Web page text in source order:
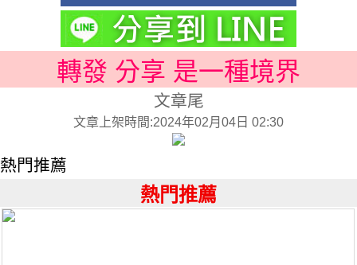
轉發 分享 是一種境界
文章尾
文章上架時間:2024年02月04日 02:30
熱門推薦
熱門推薦